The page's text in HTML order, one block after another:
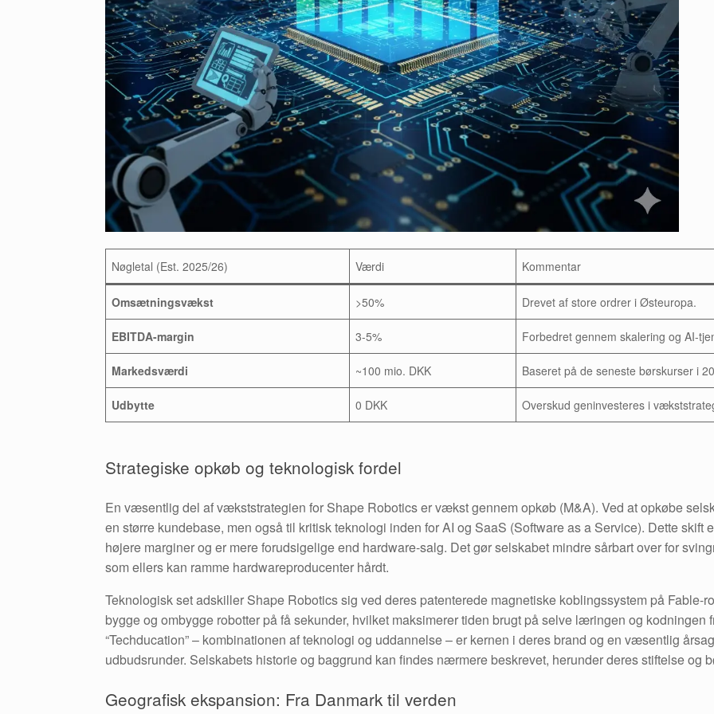
Nøgletal (Est. 2025/26) Værdi Kommentar
Omsætningsvækst >50% Drevet af store ordrer i Østeuropa.
EBITDA-margin 3-5% Forbedret gennem skalering og AI-
Markedsværdi ~100 mio. DKK Baseret på de seneste børskurser i
Udbytte 0 DKK Overskud geninvesteres i
Strategiske opkøb og teknologisk fordel
En væsentlig del af vækststrategien for Shape Robotics er vækst gennem opkøb (M&A). Ved at opkøbe
en større kundebase, men også til kritisk teknologi inden for AI og SaaS (Software as a Service). Dette
højere marginer og er mere forudsigelige end hardware-salg. Det gør selskabet mindre sårbart over for
som ellers kan ramme hardwareproducenter hårdt.
Teknologisk set adskiller Shape Robotics sig ved deres patenterede magnetiske koblingssystem på Fable-
bygge og ombygge robotter på få sekunder, hvilket maksimerer tiden brugt på selve læringen og kodningen
“Techducation” – kombinationen af teknologi og uddannelse – er kernen i deres brand og en væsentlig
udbudsrunder. Selskabets historie og baggrund kan findes nærmere beskrevet, herunder deres stiftelse og
Geografisk ekspansion: Fra Danmark til verden